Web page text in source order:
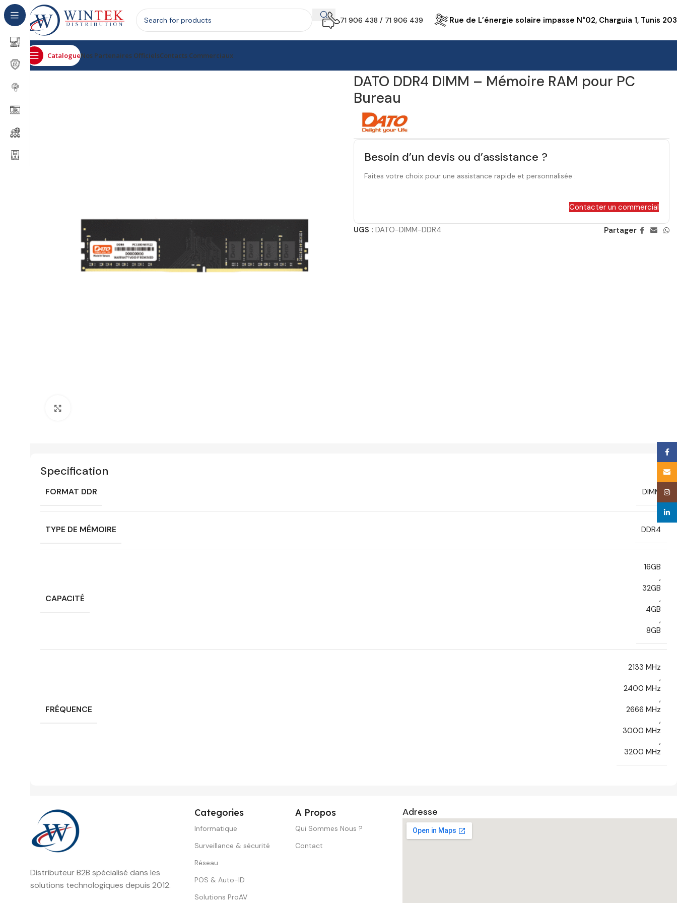
71 906 438 / 71 906 439 Rue de L’énergie solaire impasse N°02, Charguia 1, Tunis
CatalogueNos Partenaires OfficielsContacts Commerciaux
Accueil Informatique
DATO DDR4 DIMM – Mémoire RAM pour PC
Bureau
Besoin d’un devis ou d’assistance ?
Faites votre choix pour une assistance rapide et personnalisée :
Contacter un commercial
UGS : DATO-DIMM-DDR4 Partager
Specification
FORMAT DDR DIMM
TYPE DE MÉMOIRE DDR4
CAPACITÉ
16GB
,
32GB
,
4GB
,
8GB
FRÉQUENCE
2133 MHz
,
2400 MHz
,
2666 MHz
,
3000 MHz
,
3200 MHz
Distributeur B2B spécialisé dans les
solutions technologiques depuis 2012.
Categories
Informatique
Surveillance & sécurité
Réseau
POS & Auto-ID
Solutions ProAV
A Propos
Qui Sommes Nous ?
Contact
Adresse
Email